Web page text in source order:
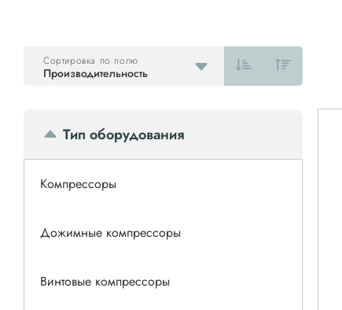
Производительность
Сортировка по полю
Тип оборудования
Компрессоры
Дожимные компрессоры
Винтовые компрессоры